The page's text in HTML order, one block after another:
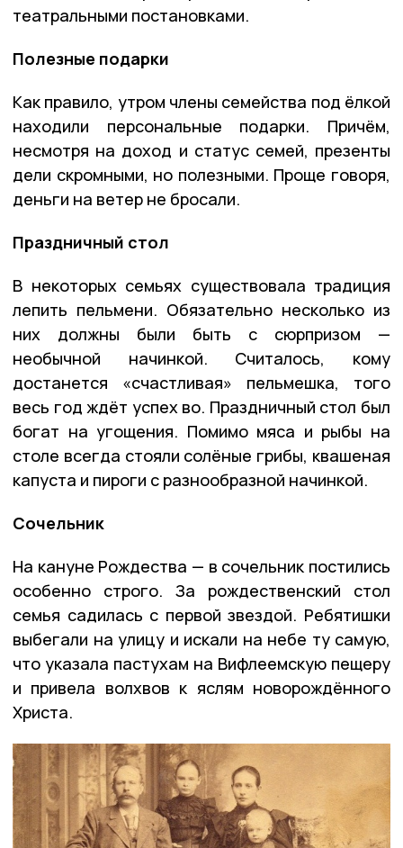
театральными постановками.
Полезные подарки
Как правило, утром члены семейства под ёлкой
находили персональные подарки. Причём,
несмотря на доход и статус семей, презенты
дели скромными, но полезными. Проще говоря,
деньги на ветер не бросали.
Праздничный стол
В некоторых семьях существовала традиция
лепить пельмени. Обязательно несколько из
них должны были быть с сюрпризом —
необычной начинкой. Считалось, кому
достанется «счастливая» пельмешка, того
весь год ждёт успех во. Праздничный стол был
богат на угощения. Помимо мяса и рыбы на
столе всегда стояли солёные грибы, квашеная
капуста и пироги с разнообразной начинкой.
Сочельник
На кануне Рождества — в сочельник постились
особенно строго. За рождественский стол
семья садилась с первой звездой. Ребятишки
выбегали на улицу и искали на небе ту самую,
что указала пастухам на Вифлеемскую пещеру
и привела волхвов к яслям новорождённого
Христа.